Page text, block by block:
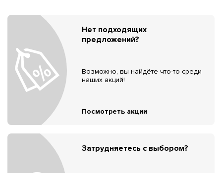
Нет подходящих
предложений?
Возможно, вы найдёте что-то среди
наших акций!
Посмотреть акции
Затрудняетесь с выбором?